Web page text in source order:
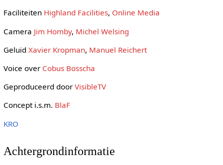
Faciliteiten Highland Facilities, Online Media
Camera Jim Homby, Michel Welsing
Geluid Xavier Kropman, Manuel Reichert
Voice over Cobus Bosscha
Geproduceerd door VisibleTV
Concept i.s.m. BlaF
KRO
Achtergrondinformatie